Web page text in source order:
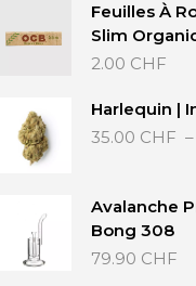
CHF
Feuilles À
Slim
2.00 CHF
Harlequin |
35.00 CHF –
Avalanche
Bong 308
79.90 CHF